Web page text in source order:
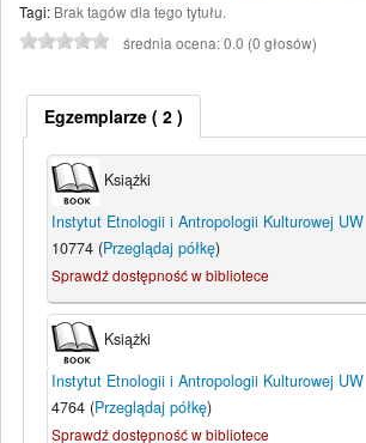
Tagi: Brak tagów dla tego tytułu.
średnia ocena: 0.0 (0 głosów)
Egzemplarze( 2 )
Książki
Instytut Etnologii i Antropologii Kulturowej UW
10774 (Przeglądaj półkę)
Sprawdź dostępność w bibliotece
Książki
Instytut Etnologii i Antropologii Kulturowej UW
4764 (Przeglądaj półkę)
Sprawdź dostępność w bibliotece